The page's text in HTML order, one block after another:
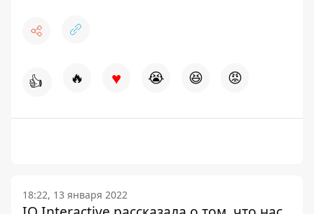
👍 🔥 ♥ 😭 😆 😡
18:22, 13 января 2022